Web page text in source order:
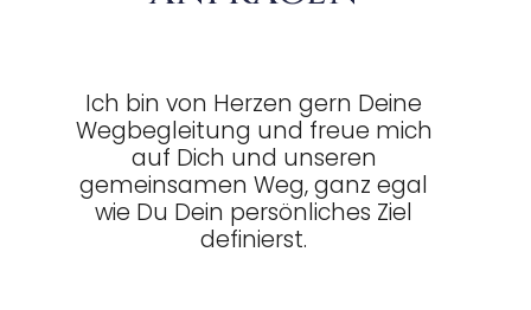
Ich bin von Herzen gern Deine
Wegbegleitung und freue mich
auf Dich und unseren
gemeinsamen Weg, ganz egal
wie Du Dein persönliches Ziel
definierst.